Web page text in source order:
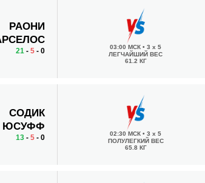
РАОНИ
21- 5- 0 03:00 МСК• 3 x 5
ЛЕГЧАЙШИЙ ВЕС
61.2 КГ
СОДИК
ЮСУФФ
13- 5- 0 02:30 МСК• 3 x 5
ПОЛУЛЕГКИЙ ВЕС
65.8 КГ